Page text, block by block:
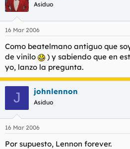
d
o
r
d
l
t
e
m
a
n
i
o
Asiduo
16 Mar 2006
Como beatelmano antiguo que
de vinilo
) y sabiendo que en
yo, lanzo la pregunta.
J johnlennon
Asiduo
16 Mar 2006
Por supuesto, Lennon forever.